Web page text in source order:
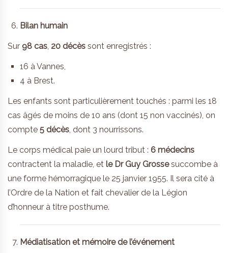
Bilan humain
Sur 98 cas, 20 décès sont enregistrés :
16 à Vannes,
4 à Brest.
Les enfants sont particulièrement touchés : parmi les 18
cas âgés de moins de 10 ans (dont 15 non vaccinés), on
compte 5 décès, dont 3 nourrissons.
Le corps médical paie un lourd tribut : 6 médecins
contractent la maladie, et le Dr Guy Grossesuccombe à
une forme hémorragique le 25 janvier 1955. Il sera cité à
l’Ordre de la Nation et fait chevalier de la Légion
d’honneur à titre posthume.
Médiatisation et mémoire de l’événement